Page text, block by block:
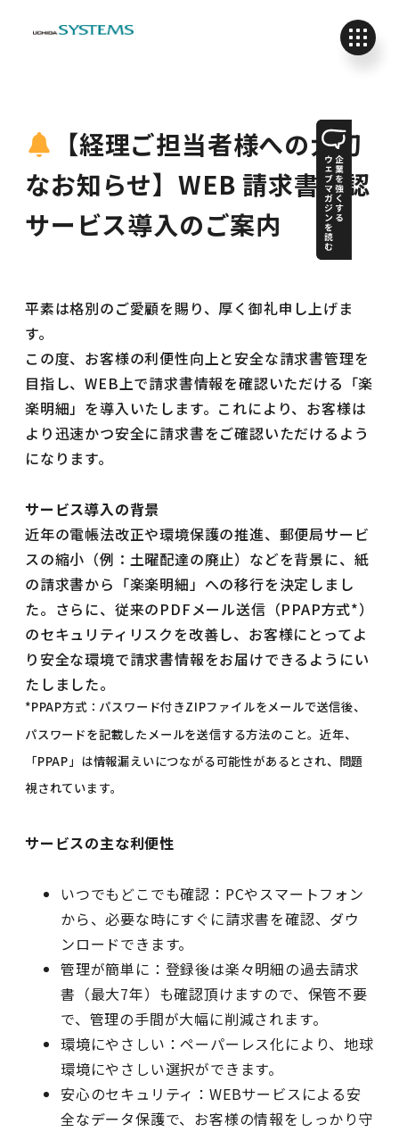
【経理ご担当者様への大切
なお知らせ】WEB 請求書確認
サービス導入のご案内
平素は格別のご愛顧を賜り、厚く御礼申し上げま
す。
この度、お客様の利便性向上と安全な請求書管理を
目指し、WEB上で請求書情報を確認いただける「楽
楽明細」を導入いたします。これにより、お客様は
より迅速かつ安全に請求書をご確認いただけるよう
になります。
サービス導入の背景
近年の電帳法改正や環境保護の推進、郵便局サービ
スの縮小（例：土曜配達の廃止）などを背景に、紙
の請求書から「楽楽明細」への移行を決定しまし
た。さらに、従来のPDFメール送信（PPAP方式*）
のセキュリティリスクを改善し、お客様にとってよ
り安全な環境で請求書情報をお届けできるようにい
たしました。
*PPAP方式：パスワード付きZIPファイルをメールで送信後、
パスワードを記載したメールを送信する方法のこと。近年、
「PPAP」は情報漏えいにつながる可能性があるとされ、問題
視されています。
サービスの主な利便性
いつでもどこでも確認：PCやスマートフォン
から、必要な時にすぐに請求書を確認、ダウ
ンロードできます。
管理が簡単に：登録後は楽々明細の過去請求
書（最大7年）も確認頂けますので、保管不要
で、管理の手間が大幅に削減されます。
環境にやさしい：ペーパーレス化により、地球
環境にやさしい選択ができます。
安心のセキュリティ：WEBサービスによる安
全なデータ保護で、お客様の情報をしっかり守